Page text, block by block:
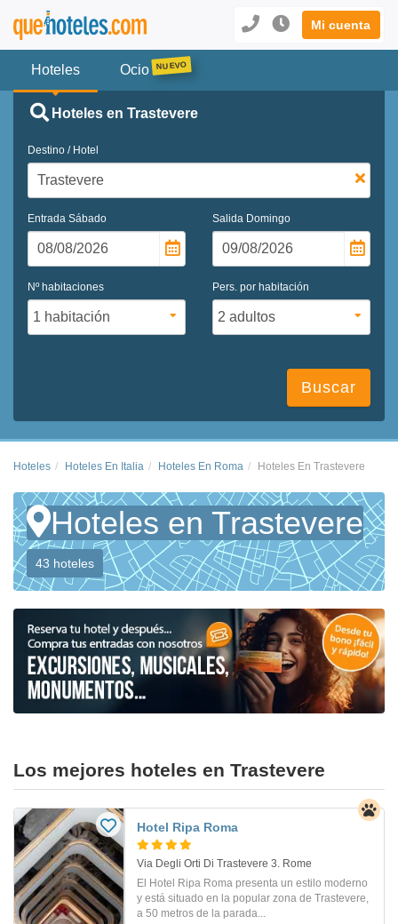
Mi cuenta
Hoteles Ocio
Hoteles en Trastevere
Destino / Hotel
Entrada Sábado Salida Domingo
Nº habitaciones Pers. por habitación
Buscar
Hoteles Hoteles En Italia Hoteles En Roma Hoteles En Trastevere
Hoteles en Trastevere
43 hoteles
Los mejores hoteles en Trastevere
Hotel Ripa Roma
Via Degli Orti Di Trastevere 3. Rome
El Hotel Ripa Roma presenta un estilo moderno
y está situado en la popular zona de Trastevere,
a 50 metros de la parada...